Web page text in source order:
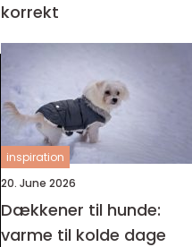
korrekt
inspiration
20. June 2026
Dækkener til hunde:
varme til kolde dage